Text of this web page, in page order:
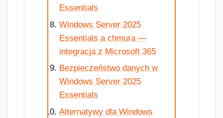
Essentials
Windows Server 2025
Essentials a chmura —
integracja z Microsoft 365
Bezpieczeństwo danych w
Windows Server 2025
Essentials
Alternatywy dla Windows